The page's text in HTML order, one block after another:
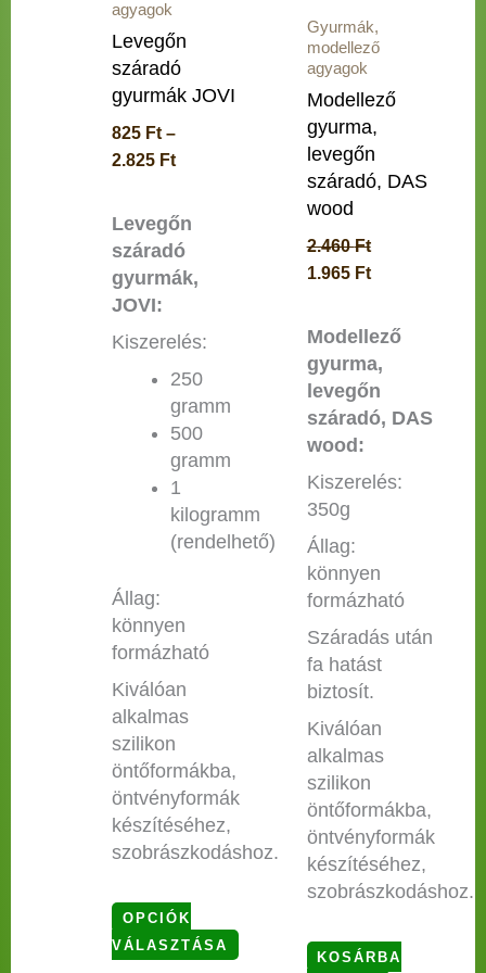
agyagok
Levegőn
száradó
gyurmák JOVI
825 Ft –
2.825 Ft
Levegőn
száradó
gyurmák,
JOVI:
Kiszerelés:
250
gramm
500
gramm
1
kilogramm
(rendelhető)
Állag:
könnyen
formázható
Kiválóan
alkalmas
szilikon
öntőformákba,
öntvényformák
készítéséhez,
szobrászkodáshoz.
OPCIÓK
VÁLASZTÁSA
termékoldalon
választhatók
ki
Gyurmák,
modellező
agyagok
Modellező
gyurma,
levegőn
száradó, DAS
wood
2.460Ft
1.965 Ft
Modellező
gyurma,
levegőn
száradó, DAS
wood:
Kiszerelés:
350g
Állag:
könnyen
formázható
Száradás után
fa hatást
biztosít.
Kiválóan
alkalmas
szilikon
öntőformákba,
öntvényformák
készítéséhez,
szobrászkodáshoz.
KOSÁRBA